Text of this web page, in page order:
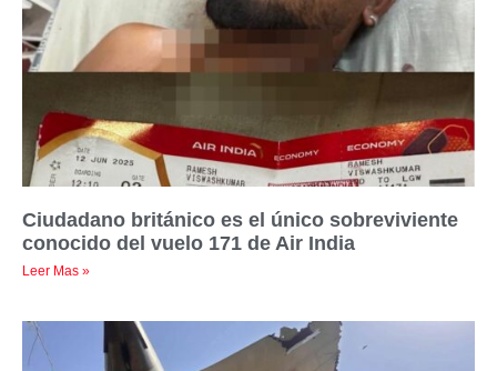
Ciudadano británico es el único sobreviviente
conocido del vuelo 171 de Air India
Leer Mas »